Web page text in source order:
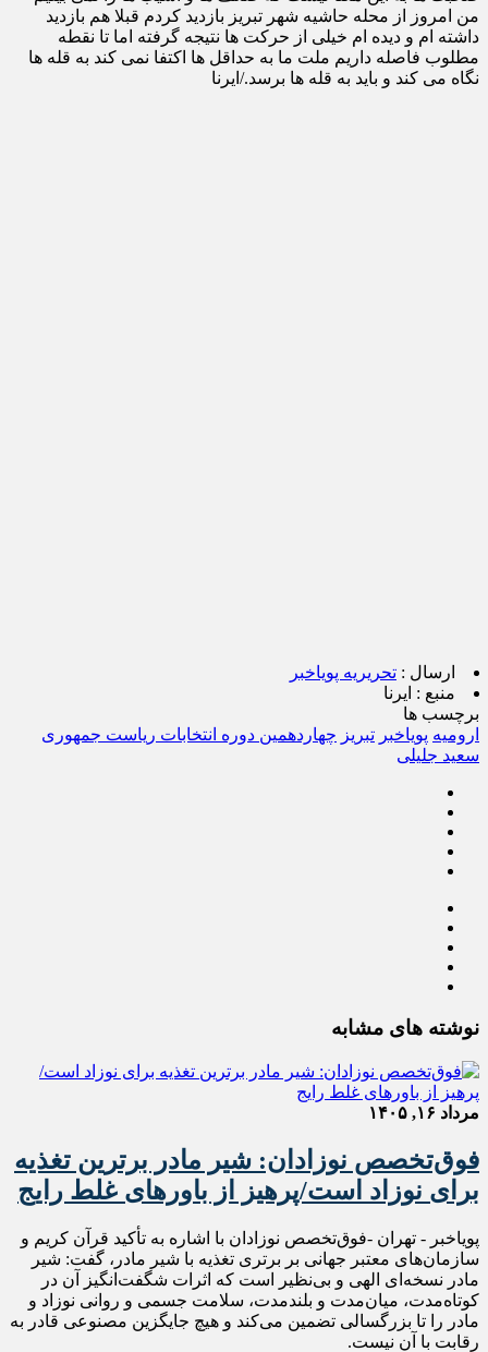
من امروز از محله حاشیه شهر تبریز بازدید کردم قبلا هم بازدید
داشته ام و دیده ام خیلی از حرکت ها نتیجه گرفته اما تا نقطه
مطلوب فاصله داریم ملت ما به حداقل ها اکتفا نمی کند به قله ها
نگاه می کند و باید به قله ها برسد./ایرنا
ارسال : تحریریه پویاخبر
منبع : ایرنا
برچسب ها
ارومیه پویاخبر تبریز چهاردهمین دوره انتخابات ریاست جمهوری
سعید جلیلی
نوشته های مشابه
مرداد ۱۶, ۱۴۰۵
فوق‌تخصص نوزادان: شیر مادر برترین تغذیه
برای نوزاد است/پرهیز از باورهای غلط رایج
پویاخبر - تهران -فوق‌تخصص نوزادان با اشاره به تأکید قرآن کریم و
سازمان‌های معتبر جهانی بر برتری تغذیه با شیر مادر، گفت: شیر
مادر نسخه‌ای الهی و بی‌نظیر است که اثرات شگفت‌انگیز آن در
کوتاه‌مدت، میان‌مدت و بلندمدت، سلامت جسمی و روانی نوزاد و
مادر را تا بزرگسالی تضمین می‌کند و هیچ جایگزین مصنوعی قادر به
رقابت با آن نیست.